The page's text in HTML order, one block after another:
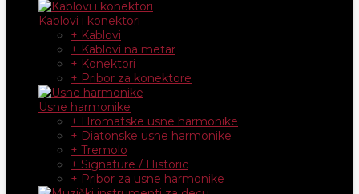
Kablovi i konektori
+ Kablovi
+ Kablovi na metar
+ Konektori
+ Pribor za konektore
Usne harmonike
+ Hromatske usne harmonike
+ Diatonske usne harmonike
+ Tremolo
+ Signature / Historic
+ Pribor za usne harmonike